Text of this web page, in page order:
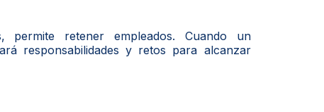
retener empleados. Cuando un
responsabilidades y retos para alcanzar